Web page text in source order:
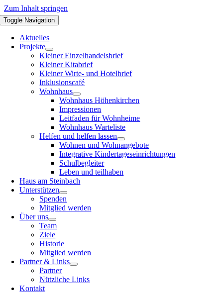
Zum Inhalt springen
Toggle Navigation
Aktuelles
Projekte
Kleiner Einzelhandelsbrief
Kleiner Kitabrief
Kleiner Wirte- und Hotelbrief
Inklusionscafé
Wohnhaus
Wohnhaus Höhenkirchen
Impressionen
Leitfaden für Wohnheime
Wohnhaus Warteliste
Helfen und helfen lassen
Wohnen und Wohnangebote
Integrative Kindertageseinrichtungen
Schulbegleiter
Leben und teilhaben
Haus am Steinbach
Unterstützen
Spenden
Mitglied werden
Über uns
Team
Ziele
Historie
Mitglied werden
Partner & Links
Partner
Nützliche Links
Kontakt